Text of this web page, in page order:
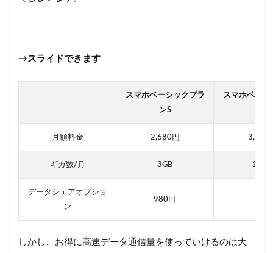
→スライドできます
スマホベーシックプラ
ンS
スマホベーシ
月額料金 2,680円 3,680
ギガ数/月 3GB 10GB
データシェアオプショ
ン
980円
しかし、お得に高速データ通信量を使っていけるのは大